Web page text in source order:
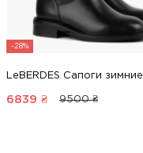
-28%
LeBERDES Сапоги зимние
6839 ₴ 9500 ₴